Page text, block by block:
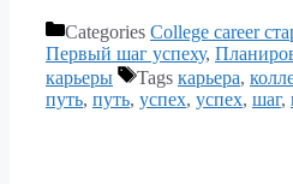
Categories College career
Первый шаг успеху,
карьеры
Tags карьера,
путь, путь, успех, успех, шаг,